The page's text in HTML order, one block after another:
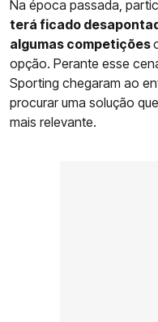
Na época passada,
terá ficado
algumas competições
opção. Perante esse
Sporting chegaram ao
procurar uma solução
mais relevante.